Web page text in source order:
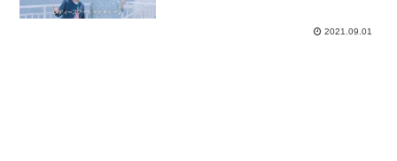
2021.09.01